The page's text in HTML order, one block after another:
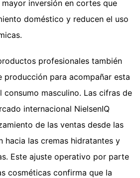
inversión en cortes que
doméstico y reducen el uso
profesionales también
producción para acompañar esta
consumo masculino. Las cifras de
internacional NielsenIQ
de las ventas desde las
hacia las cremas hidratantes y
Este ajuste operativo por parte
cosméticas confirma que la